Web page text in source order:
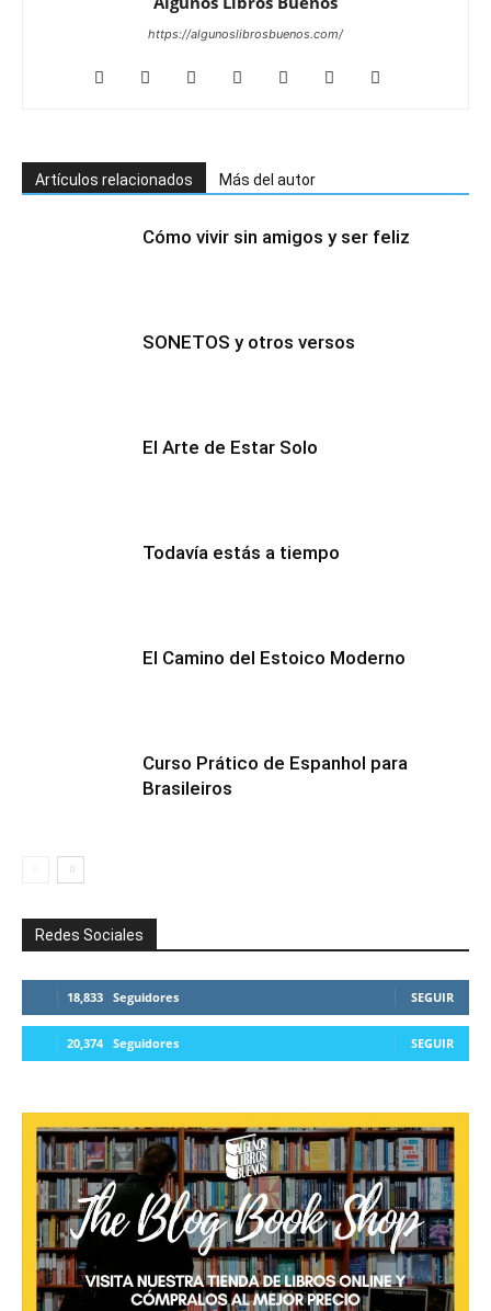
https://algunoslibrosbuenos.com/
Artículos relacionados Más del autor
Cómo vivir sin amigos y ser feliz
SONETOS y otros versos
El Arte de Estar Solo
Todavía estás a tiempo
El Camino del Estoico Moderno
Curso Prático de Espanhol para
Brasileiros
Redes Sociales
18,833 Seguidores SEGUIR
20,374 Seguidores SEGUIR